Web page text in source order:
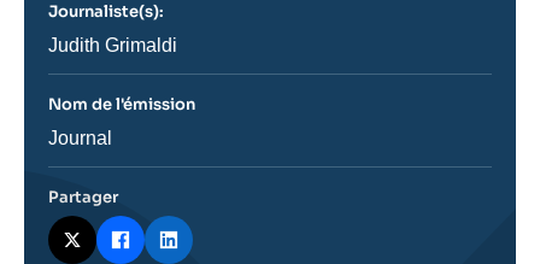
ou
émission
Journaliste(s):
Journaliste
Judith Grimaldi
Nom de l'émission
Nom
Journal
Partager